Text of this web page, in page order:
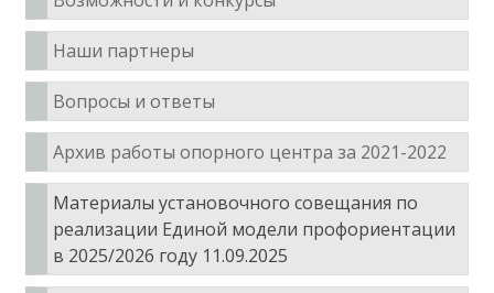
Наши партнеры
Вопросы и ответы
Архив работы опорного центра за 2021-2022
Материалы установочного совещания по
реализации Единой модели профориентации
в 2025/2026 году 11.09.2025